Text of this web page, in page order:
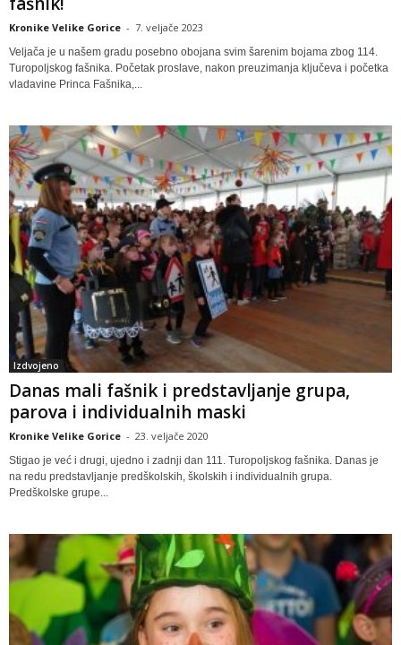
Kronike Velike Gorice - 7. veljače 2023
Veljača je u našem gradu posebno obojana svim šarenim bojama zbog 114.
Turopoljskog fašnika. Početak proslave, nakon preuzimanja ključeva i početka
vladavine Princa Fašnika,...
Izdvojeno
Danas mali fašnik i predstavljanje grupa,
parova i individualnih maski
Kronike Velike Gorice - 23. veljače 2020
Stigao je već i drugi, ujedno i zadnji dan 111. Turopoljskog fašnika. Danas je
na redu predstavljanje predškolskih, školskih i individualnih grupa.
Predškolske grupe...